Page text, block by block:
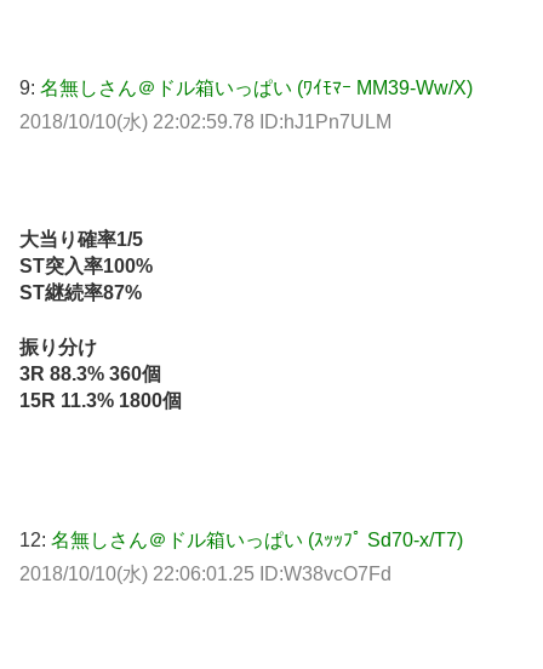
9: 名無しさん＠ドル箱いっぱい (ﾜｲﾓﾏｰ MM39-Ww/X)
2018/10/10(水) 22:02:59.78 ID:hJ1Pn7ULM
大当り確率1/5
ST突入率100%
ST継続率87%
振り分け
3R 88.3% 360個
15R 11.3% 1800個
12: 名無しさん＠ドル箱いっぱい (ｽｯｯﾌﾟ Sd70-x/T7)
2018/10/10(水) 22:06:01.25 ID:W38vcO7Fd